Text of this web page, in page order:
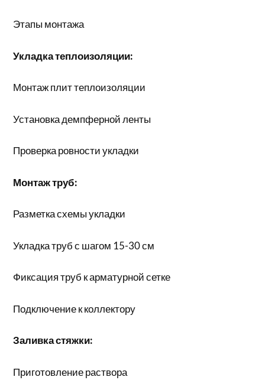
Этапы монтажа
Укладка теплоизоляции:
Монтаж плит теплоизоляции
Установка демпферной ленты
Проверка ровности укладки
Монтаж труб:
Разметка схемы укладки
Укладка труб с шагом 15-30 см
Фиксация труб к арматурной сетке
Подключение к коллектору
Заливка стяжки:
Приготовление раствора